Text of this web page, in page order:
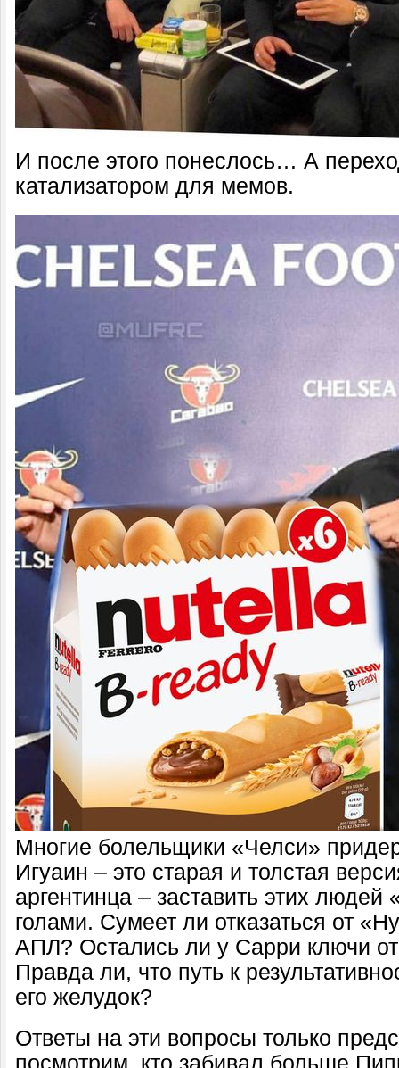
И после этого понеслось… А
катализатором для мемов.
Многие болельщики «Челси»
Игуаин – это старая и толстая
аргентинца – заставить этих людей
голами. Сумеет ли отказаться от
АПЛ? Остались ли у Сарри ключи
Правда ли, что путь к
его желудок?
Ответы на эти вопросы только
посмотрим, кто забивал больше